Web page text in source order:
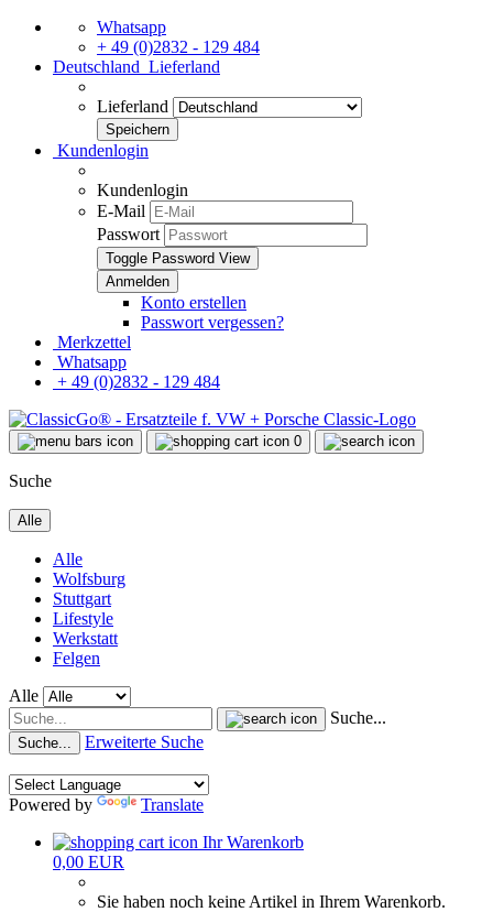
Whatsapp
+ 49 (0)2832 - 129 484
Deutschland Lieferland
Lieferland
Kundenlogin
Kundenlogin
E-Mail
Passwort
Toggle Password View
Konto erstellen
Passwort vergessen?
Merkzettel
Whatsapp
+ 49 (0)2832 - 129 484
0
Suche
Alle
Alle
Wolfsburg
Stuttgart
Lifestyle
Werkstatt
Felgen
Alle
Suche...
Suche... Erweiterte Suche
Powered by
Translate
Ihr Warenkorb
0,00 EUR
Sie haben noch keine Artikel in Ihrem Warenkorb.